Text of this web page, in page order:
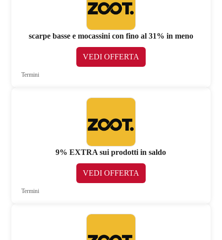
scarpe basse e mocassini con fino al 31% in meno
VEDI OFFERTA
Termini
9% EXTRA sui prodotti in saldo
VEDI OFFERTA
Termini